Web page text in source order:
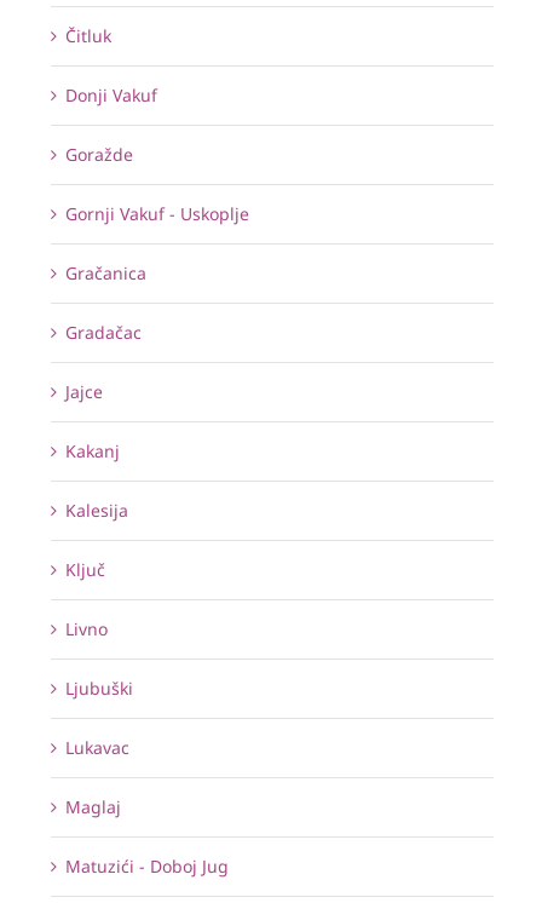
Čitluk
Donji Vakuf
Goražde
Gornji Vakuf - Uskoplje
Gračanica
Gradačac
Jajce
Kakanj
Kalesija
Ključ
Livno
Ljubuški
Lukavac
Maglaj
Matuzići - Doboj Jug